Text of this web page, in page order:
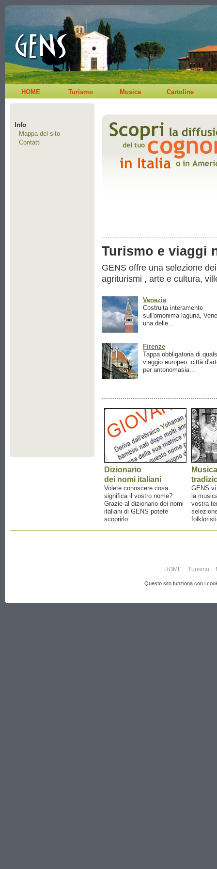
HOME Turismo Musica Cartoline
Info
Mappa del sito
Contatti
Turismo e viaggi
GENS offre una selezione
agriturismi , arte e cultura,
Venezia
Costruita interamente
sull'omonima laguna,
una delle...
Firenze
Tappa obbligatoria di
viaggio europeo: città
per antonomasia...
Dizionario
dei nomi italiani
Volete conoscere cosa
significa il vostro nome?
Grazie al dizionario dei nomi
italiani di GENS potete
scoprirlo.
Musica
GENS
la
vostra
HOME Turismo
Questo sito funziona con i